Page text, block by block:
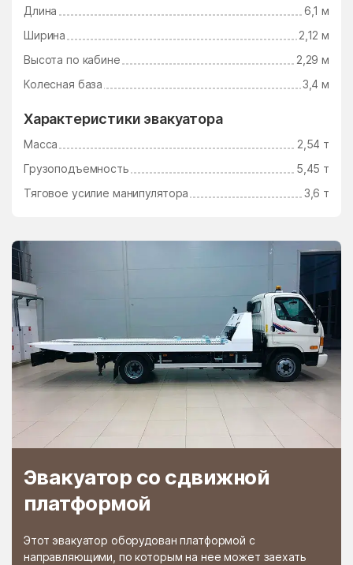
Длина
6,1 м
Ширина
2,12 м
Высота по кабине
2,29 м
Колесная база
3,4 м
Характеристики эвакуатора
Масса
2,54 т
Грузоподъемность
5,45 т
Тяговое усилие манипулятора
3,6 т
Эвакуатор со сдвижной
платформой
Этот эвакуатор оборудован платформой с
направляющими, по которым на нее может заехать
Ушаково
Федино
Федюково
Филимоновское
Фрязино Фряново
центр альной усадьбы
совхоза Озёры
центральной усадьбы
Цибино
Часцы Чашниково
Челюскинский Чемодурово
Черкизово Чёрная
Черноголовка Чёрное
Чертаново Северное Чертаново Центральное
Чертаново Южное
Чехов Чулки-Соколово
Чупряково
Шатура Шатурторф